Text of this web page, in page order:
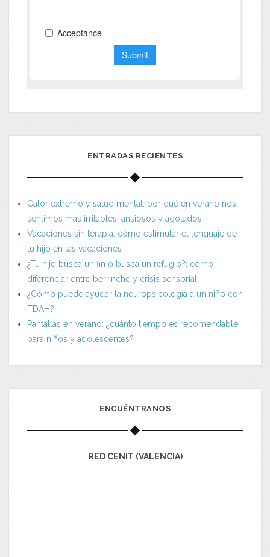
ENTRADAS RECIENTES
Calor extremo y salud mental: por qué en verano nos
sentimos más irritables, ansiosos y agotados
Vacaciones sin terapia: cómo estimular el lenguaje de
tu hijo en las vacaciones
¿Tu hijo busca un fin o busca un refugio?: cómo
diferenciar entre berrinche y crisis sensorial
¿Cómo puede ayudar la neuropsicología a un niño con
TDAH?
Pantallas en verano: ¿cuánto tiempo es recomendable
para niños y adolescentes?
ENCUÉNTRANOS
RED CENIT (VALENCIA)